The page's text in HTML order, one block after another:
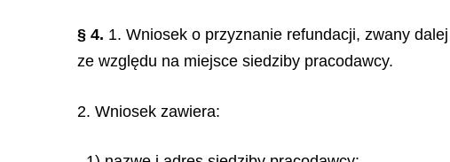
§ 4. 1. Wniosek o przyznanie refundacji, zwany
ze względu na miejsce siedziby pracodawcy.
2. Wniosek zawiera: